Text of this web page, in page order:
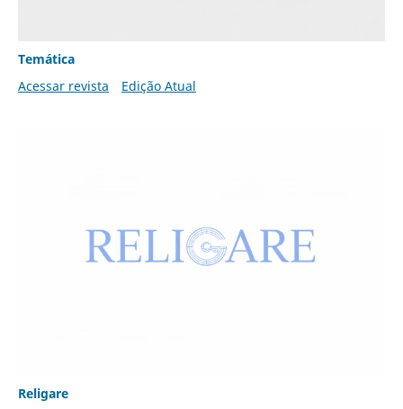
Temática
Acessar revista
Edição Atual
Religare